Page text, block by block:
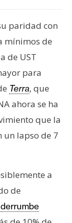
paridad con
mínimos de
de UST
para
Terra, que
ahora se ha
que la
un lapso de 7
a
de
derrumbe